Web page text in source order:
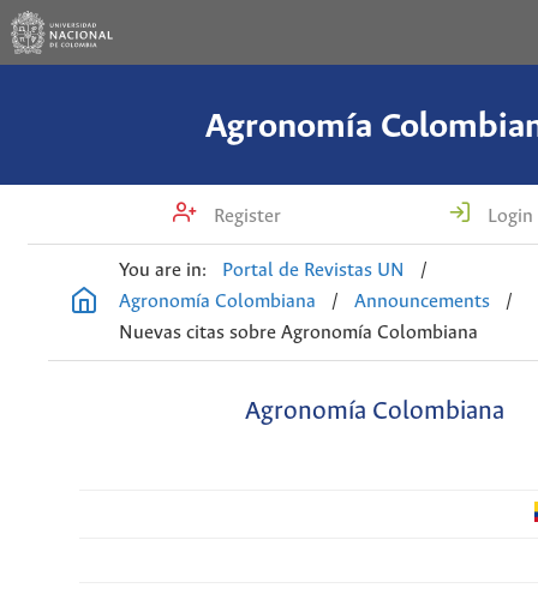
Agronomía
Register Login
You are in: Portal de Revistas UN
/
Agronomía Colombiana
/ Announcements
/
Nuevas citas sobre Agronomía Colombiana
Agronomía Colombiana